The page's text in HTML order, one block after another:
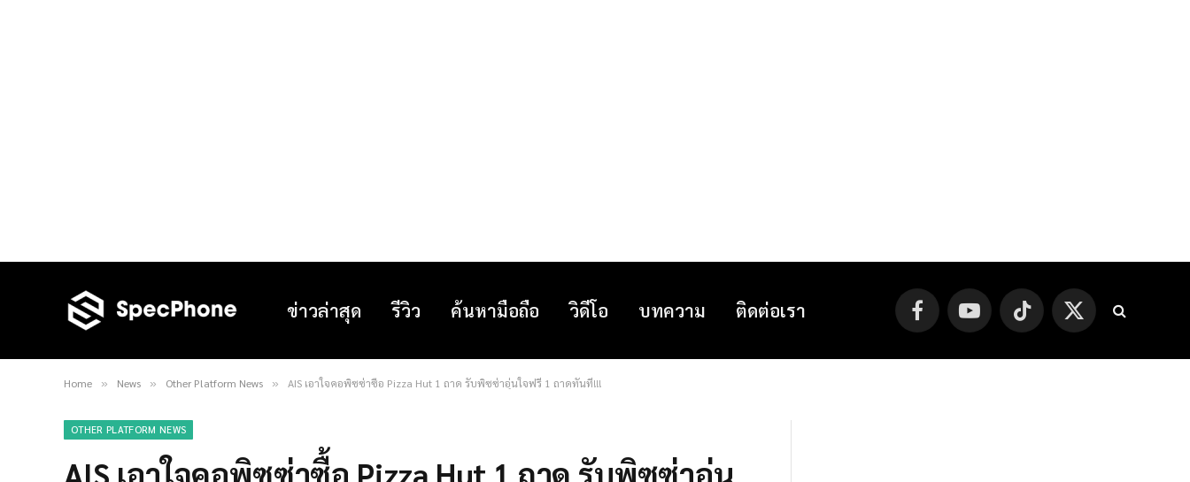
ข่าวล่าสุด รีวิว ค้นหามือถือ วิดีโอ บทความ ติดต่อเรา FacebookYouTube TikTok
X
(Twitter)
Home » News » Other Platform News » AIS เอาใจคอพิซซ่าซื้อ Pizza Hut 1 ถาด รับพิซซ่าอุ่นใจฟรี 1 ถาดทันที!!!
OTHER PLATFORM NEWS
AIS เอาใจคอพิซซ่าซื้อ Pizza Hut 1 ถาด รับพิซซ่าอุ่น